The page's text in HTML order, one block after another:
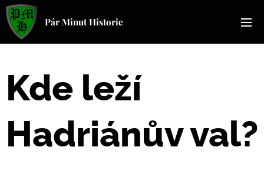
Pár Minut Historie
Kde leží
Hadriánův val?